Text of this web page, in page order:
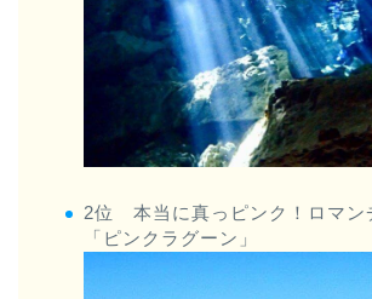
2位 本当に真っピンク！ロマン
「ピンクラグーン」